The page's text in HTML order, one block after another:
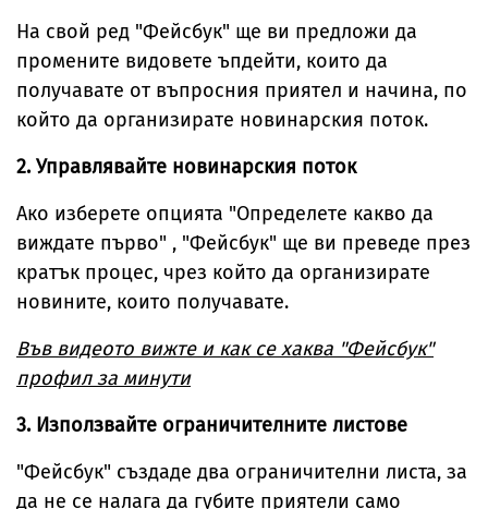
На свой ред "Фейсбук" ще ви предложи да
промените видовете ъпдейти, които да
получавате от въпросния приятел и начина, по
който да организирате новинарския поток.
2. Управлявайте новинарския поток
Ако изберете опцията "Определете какво да
виждате първо" , "Фейсбук" ще ви преведе през
кратък процес, чрез който да организирате
новините, които получавате.
Във видеото вижте и как се хаква "Фейсбук"
профил за минути
3. Използвайте ограничителните листове
"Фейсбук" създаде два ограничителни листа, за
да не се налага да губите приятели само